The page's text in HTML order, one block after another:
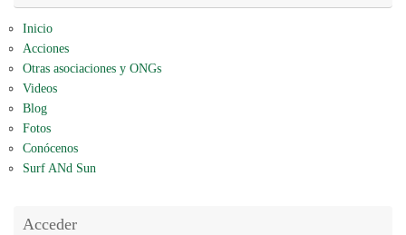
Inicio
Acciones
Otras asociaciones y ONGs
Videos
Blog
Fotos
Conócenos
Surf ANd Sun
Acceder